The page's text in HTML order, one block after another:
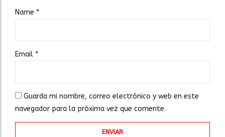
Name *
Email *
Guarda mi nombre, correo electrónico y web en este
navegador para la próxima vez que comente.